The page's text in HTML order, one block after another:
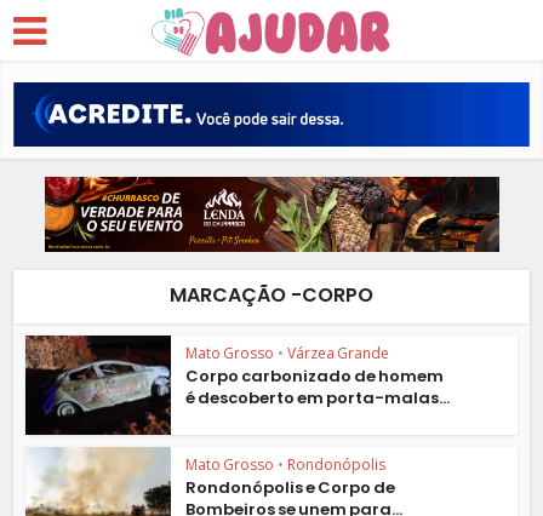
MARCAÇÃO -CORPO
Mato Grosso • Várzea Grande
Corpo carbonizado de homem
é descoberto em porta-malas...
Mato Grosso • Rondonópolis
Rondonópolis e Corpo de
Bombeiros se unem para...